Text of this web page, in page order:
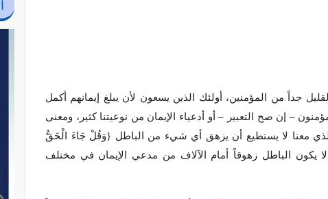
جداً من المؤمنين، أولئك الذين يسعون لأن يبلغ إيمانهم أكمل
– إن صح التعبير – أو أدعياء الإيمان من نوعيتنا كثير، ومعنى
الذي معنا لا يستطيع أن يزهق أي شيء من الباطل {وَقُلْ جَاءَ الْحَقُّ
الْبَاطِلَ كَانَ زَهُوقاً} (الإسراء:81)، لماذا لا يكون الباطل زهوقاً أمام الآلاف من مدعي الإيمان في مختلف